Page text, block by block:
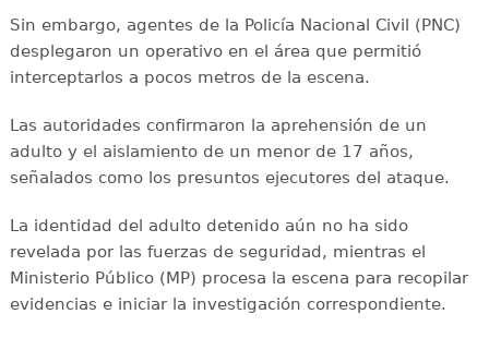
Sin embargo, agentes de la Policía Nacional Civil (PNC)
desplegaron un operativo en el área que permitió
interceptarlos a pocos metros de la escena.
Las autoridades confirmaron la aprehensión de un
adulto y el aislamiento de un menor de 17 años,
señalados como los presuntos ejecutores del ataque.
La identidad del adulto detenido aún no ha sido
revelada por las fuerzas de seguridad, mientras el
Ministerio Público (MP) procesa la escena para recopilar
evidencias e iniciar la investigación correspondiente.